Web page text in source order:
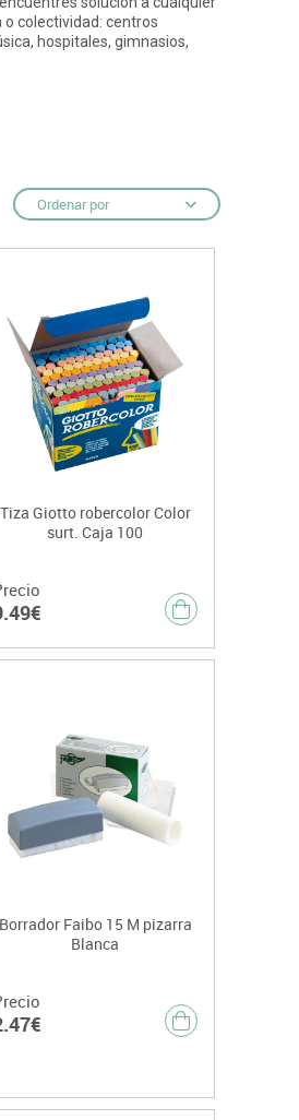
colectividad: centros
hospitales, gimnasios,
Ordenar por
Tiza Giotto robercolor Color
surt. Caja 100
Borrador Faibo 15 M pizarra
Blanca